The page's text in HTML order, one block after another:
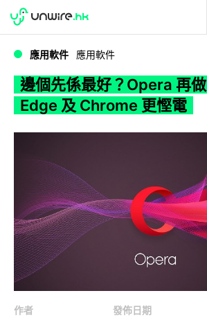
WWDC 2026
應用軟件 應用軟件
邊個先係最好？Opera 再
Edge 及 Chrome 更慳電
作者
發佈日期